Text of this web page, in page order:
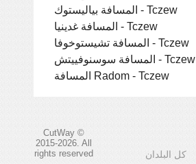
المسافة بياليستوك - Tczew
المسافة غدينيا - Tczew
المسافة تشيستوخوفا - Tczew
المسافة سوسنوفييتش - Tczew
المسافة Radom - Tczew
CutWay ©
2015-2026. All
rights reserved
كل البلدان